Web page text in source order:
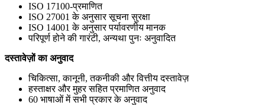
ISO 17100-प्रमाणित
ISO 27001 के अनुसार सूचना सुरक्षा
ISO 14001 के अनुसार पर्यावरणीय मानक
परिपूर्ण होने की गारंटी, अन्यथा पुनः अनुवादित
दस्तावेज़ों का अनुवाद
चिकित्सा, कानूनी, तकनीकी और वित्तीय दस्तावेज़
हस्ताक्षर और मुहर सहित प्रमाणित अनुवाद
60 भाषाओं में सभी प्रकार के अनुवाद